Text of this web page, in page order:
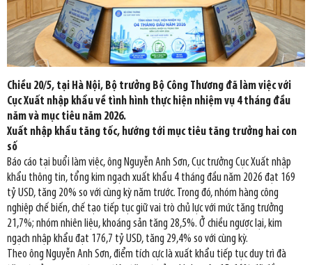
Chiều 20/5, tại Hà Nội, Bộ trưởng Bộ Công Thương đã làm việc với
Cục Xuất nhập khẩu về tình hình thực hiện nhiệm vụ 4 tháng đầu
năm và mục tiêu năm 2026.
Xuất nhập khẩu tăng tốc, hướng tới mục tiêu tăng trưởng hai con
số
Báo cáo tại buổi làm việc, ông Nguyễn Anh Sơn, Cục trưởng Cục Xuất nhập
khẩu thông tin, tổng kim ngạch xuất khẩu 4 tháng đầu năm 2026 đạt 169
tỷ USD, tăng 20% so với cùng kỳ năm trước. Trong đó, nhóm hàng công
nghiệp chế biến, chế tạo tiếp tục giữ vai trò chủ lực với mức tăng trưởng
21,7%; nhóm nhiên liệu, khoáng sản tăng 28,5%. Ở chiều ngược lại, kim
ngạch nhập khẩu đạt 176,7 tỷ USD, tăng 29,4% so với cùng kỳ.
Theo ông Nguyễn Anh Sơn, điểm tích cực là xuất khẩu tiếp tục duy trì đà